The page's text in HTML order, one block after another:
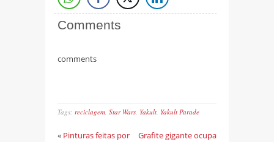
Comments
comments
Tags: reciclagem Star Wars Yakult Yakult Parade
« Pinturas feitas por
Grafite gigante ocupa